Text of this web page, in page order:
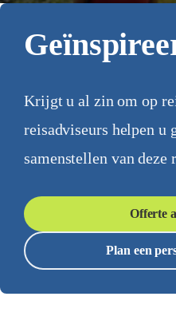
Krijgt u al zin om op
reisadviseurs helpen u
samenstellen van deze
Offerte
Plan een